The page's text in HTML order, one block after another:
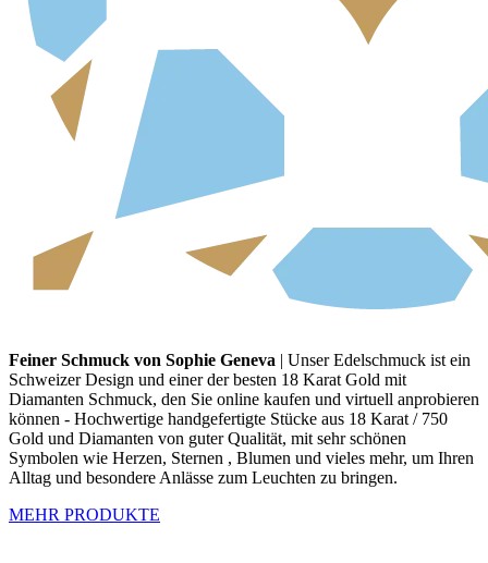
Feiner Schmuck von Sophie Geneva | Unser Edelschmuck ist ein
Schweizer Design und einer der besten 18 Karat Gold mit
Diamanten Schmuck, den Sie online kaufen und virtuell anprobieren
können - Hochwertige handgefertigte Stücke aus 18 Karat / 750
Gold und Diamanten von guter Qualität, mit sehr schönen
Symbolen wie Herzen, Sternen , Blumen und vieles mehr, um Ihren
Alltag und besondere Anlässe zum Leuchten zu bringen.
MEHR PRODUKTE